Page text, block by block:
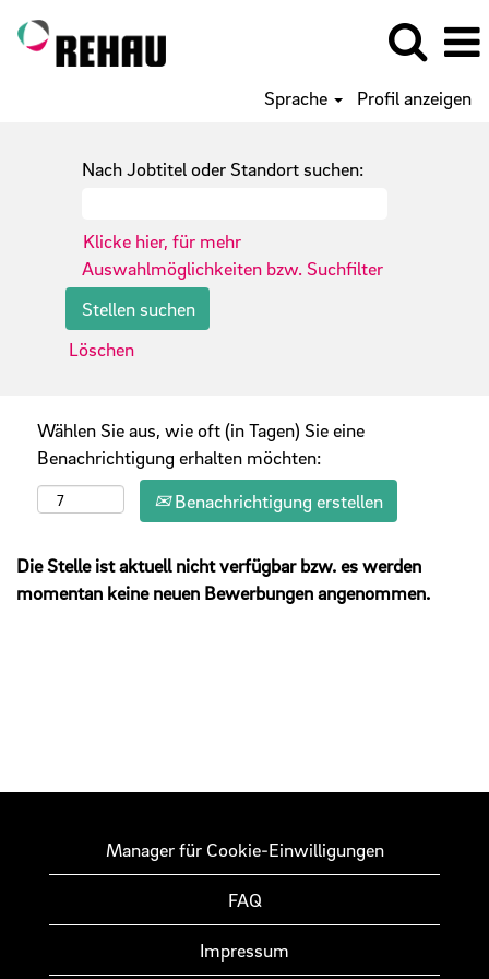
Sprache Profil anzeigen
Nach Jobtitel oder Standort suchen:
Klicke hier, für mehr
Auswahlmöglichkeiten bzw. Suchfilter
Löschen
Wählen Sie aus, wie oft (in Tagen) Sie eine
Benachrichtigung erhalten möchten:
Benachrichtigung erstellen
Die Stelle ist aktuell nicht verfügbar bzw. es werden
momentan keine neuen Bewerbungen angenommen.
Manager für Cookie-Einwilligungen
FAQ
Impressum